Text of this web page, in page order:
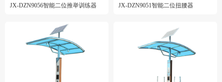
JX-DZN9056智能二位推举训练器 JX-DZN9051智能二位扭腰器